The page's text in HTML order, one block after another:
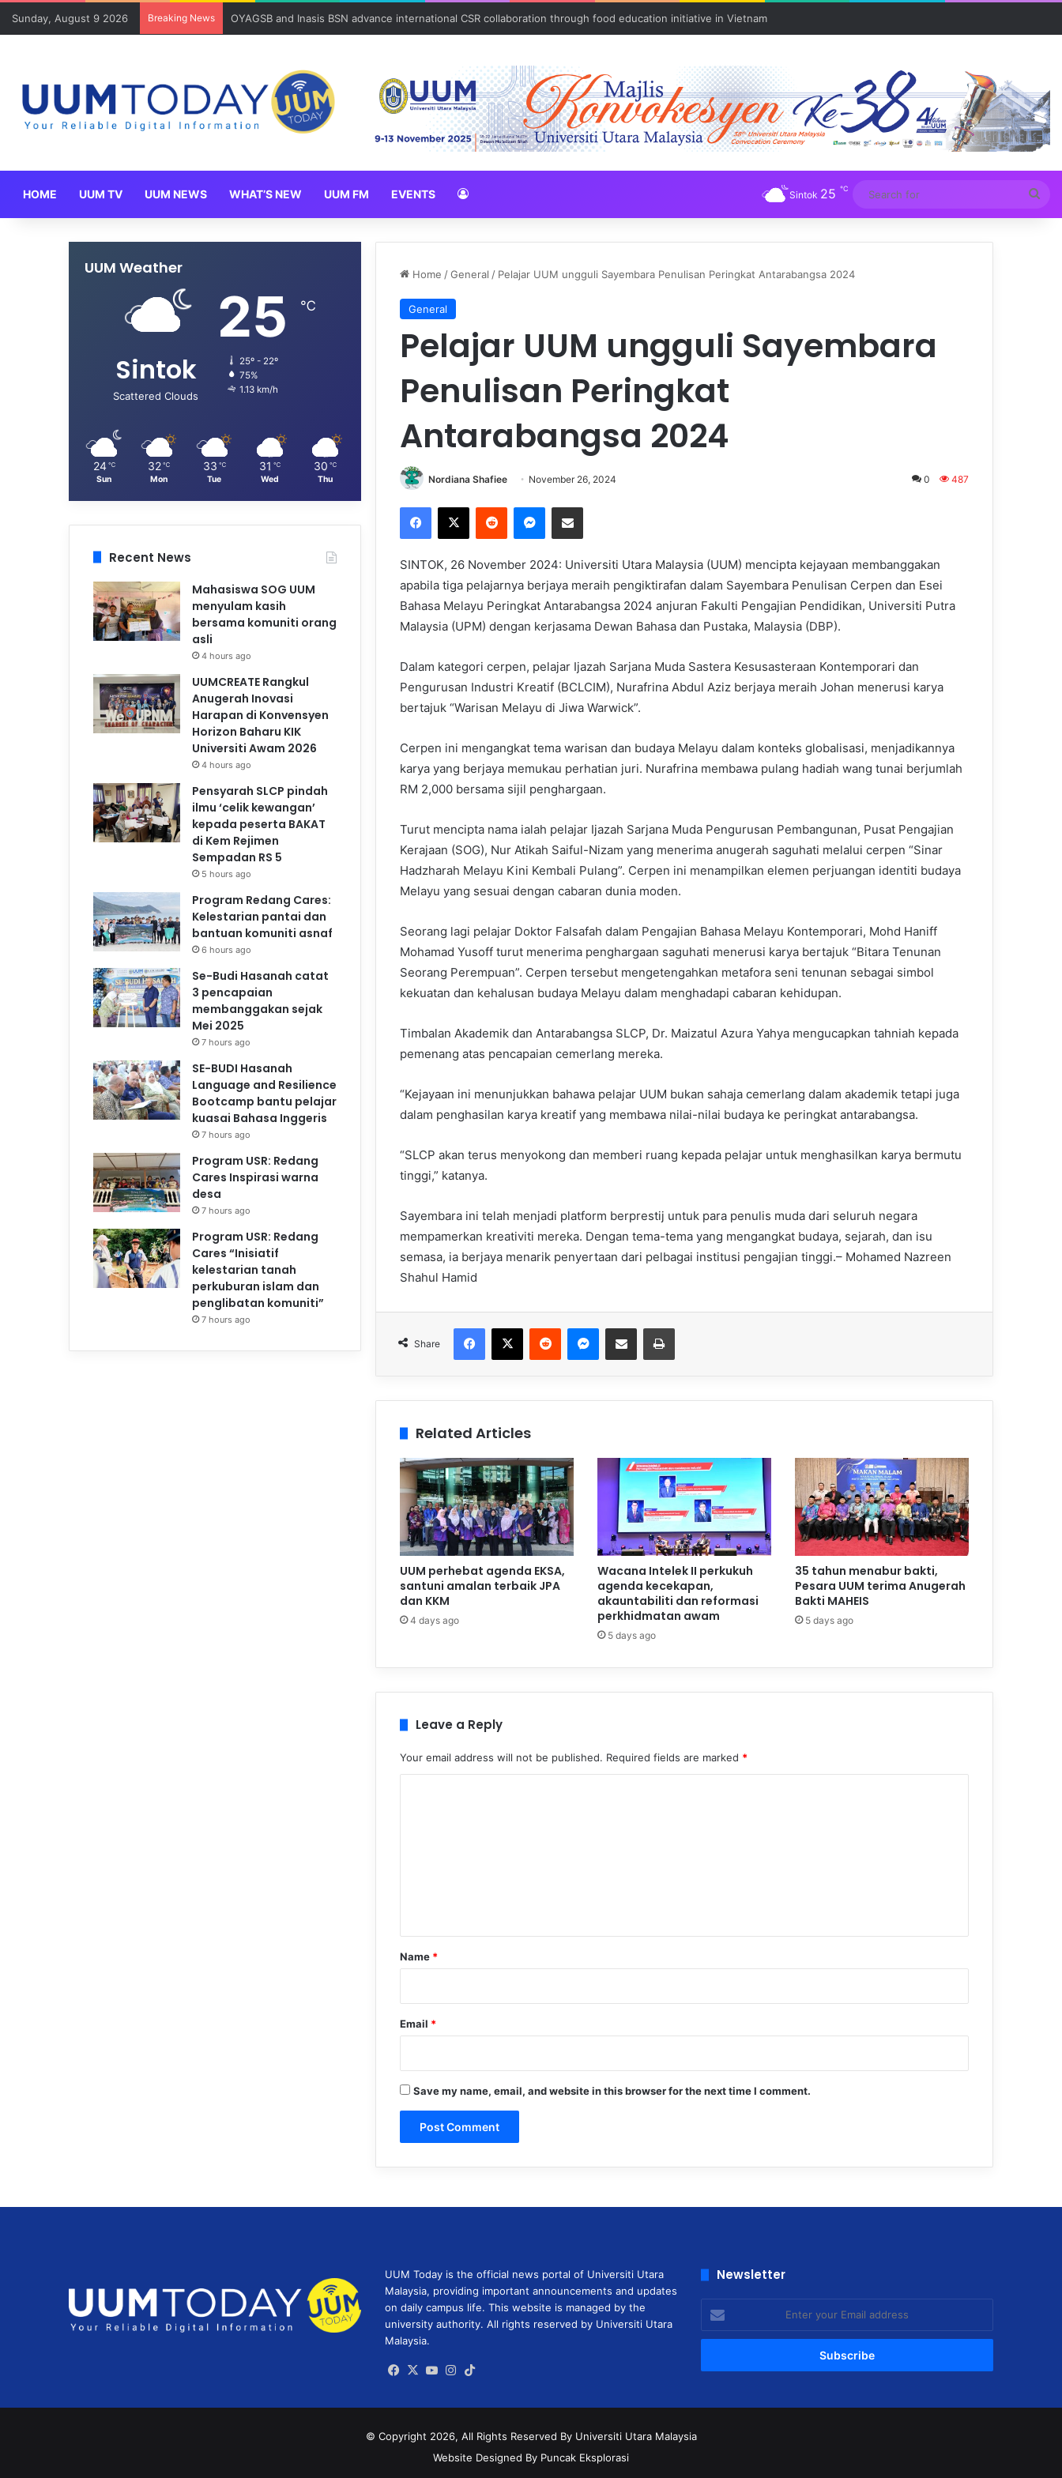
Sunday, August 9 2026 Breaking News OYAGSB and Inasis BSN advance international CSR collaboration through food education initiative in Vietnam
HOME UUM TV UUM NEWS WHAT’S NEW UUM FM EVENTS Sintok 25 ℃
for
Home /General / Pelajar UUM ungguli Sayembara Penulisan Peringkat Antarabangsa 2024
General
Pelajar UUM ungguli Sayembara
Penulisan Peringkat
Antarabangsa 2024
Nordiana Shafiee November 26, 2024 0 487
SINTOK, 26 November 2024: Universiti Utara Malaysia (UUM) mencipta kejayaan membanggakan
apabila tiga pelajarnya berjaya meraih pengiktirafan dalam Sayembara Penulisan Cerpen dan Esei
Bahasa Melayu Peringkat Antarabangsa 2024 anjuran Fakulti Pengajian Pendidikan, Universiti Putra
Malaysia (UPM) dengan kerjasama Dewan Bahasa dan Pustaka, Malaysia (DBP).
Dalam kategori cerpen, pelajar Ijazah Sarjana Muda Sastera Kesusasteraan Kontemporari dan
Pengurusan Industri Kreatif (BCLCIM), Nurafrina Abdul Aziz berjaya meraih Johan menerusi karya
bertajuk “Warisan Melayu di Jiwa Warwick”.
Cerpen ini mengangkat tema warisan dan budaya Melayu dalam konteks globalisasi, menjadikannya
karya yang berjaya memukau perhatian juri. Nurafrina membawa pulang hadiah wang tunai berjumlah
RM 2,000 bersama sijil penghargaan.
Turut mencipta nama ialah pelajar Ijazah Sarjana Muda Pengurusan Pembangunan, Pusat Pengajian
Kerajaan (SOG), Nur Atikah Saiful-Nizam yang menerima anugerah saguhati melalui cerpen “Sinar
Hadzharah Melayu Kini Kembali Pulang”. Cerpen ini menampilkan elemen perjuangan identiti budaya
Melayu yang sesuai dengan cabaran dunia moden.
Seorang lagi pelajar Doktor Falsafah dalam Pengajian Bahasa Melayu Kontemporari, Mohd Haniff
Mohamad Yusoff turut menerima penghargaan saguhati menerusi karya bertajuk “Bitara Tenunan
Seorang Perempuan”. Cerpen tersebut mengetengahkan metafora seni tenunan sebagai simbol
kekuatan dan kehalusan budaya Melayu dalam menghadapi cabaran kehidupan.
Timbalan Akademik dan Antarabangsa SLCP, Dr. Maizatul Azura Yahya mengucapkan tahniah kepada
pemenang atas pencapaian cemerlang mereka.
“Kejayaan ini menunjukkan bahawa pelajar UUM bukan sahaja cemerlang dalam akademik tetapi juga
dalam penghasilan karya kreatif yang membawa nilai-nilai budaya ke peringkat antarabangsa.
“SLCP akan terus menyokong dan memberi ruang kepada pelajar untuk menghasilkan karya bermutu
tinggi,” katanya.
Sayembara ini telah menjadi platform berprestij untuk para penulis muda dari seluruh negara
mempamerkan kreativiti mereka. Dengan tema-tema yang mengangkat budaya, sejarah, dan isu
semasa, ia berjaya menarik penyertaan dari pelbagai institusi pengajian tinggi.– Mohamed Nazreen
Shahul Hamid
Share
Related Articles
UUM perhebat agenda EKSA,
santuni amalan terbaik JPA
dan KKM
4 days ago
Wacana Intelek II perkukuh
agenda kecekapan,
akauntabiliti dan reformasi
perkhidmatan awam
5 days ago
35 tahun menabur bakti,
Pesara UUM terima Anugerah
Bakti MAHEIS
5 days ago
Leave a Reply
Your email address will not be published. Required fields are marked *
*
Name *
Email *
Save my name, email, and website in this browser for the next time I comment.
UUM Weather
Sintok
Scattered Clouds
25 ℃
25º - 22º
75%
1.13 km/h
24 ℃
Sun
32 ℃
Mon
33 ℃
Tue
31 ℃
Wed
30 ℃
Thu
Recent News
Mahasiswa SOG UUM
menyulam kasih
bersama komuniti orang
asli
4 hours ago
UUMCREATE Rangkul
Anugerah Inovasi
Harapan di Konvensyen
Horizon Baharu KIK
Universiti Awam 2026
4 hours ago
Pensyarah SLCP pindah
ilmu ‘celik kewangan’
kepada peserta BAKAT
di Kem Rejimen
Sempadan RS 5
5 hours ago
Program Redang Cares:
Kelestarian pantai dan
bantuan komuniti asnaf
6 hours ago
Se-Budi Hasanah catat
3 pencapaian
membanggakan sejak
Mei 2025
7 hours ago
SE-BUDI Hasanah
Language and Resilience
Bootcamp bantu pelajar
kuasai Bahasa Inggeris
7 hours ago
Program USR: Redang
Cares Inspirasi warna
desa
7 hours ago
Program USR: Redang
Cares “Inisiatif
kelestarian tanah
perkuburan islam dan
penglibatan komuniti”
7 hours ago
UUM Today is the official news portal of Universiti Utara
Malaysia, providing important announcements and updates
on daily campus life. This website is managed by the
university authority. All rights reserved by Universiti Utara
Malaysia.
Facebook
X YouTubeInstagram
Newsletter
your
Email
© Copyright 2026, All Rights Reserved By Universiti Utara Malaysia
Website Designed By Puncak Eksplorasi